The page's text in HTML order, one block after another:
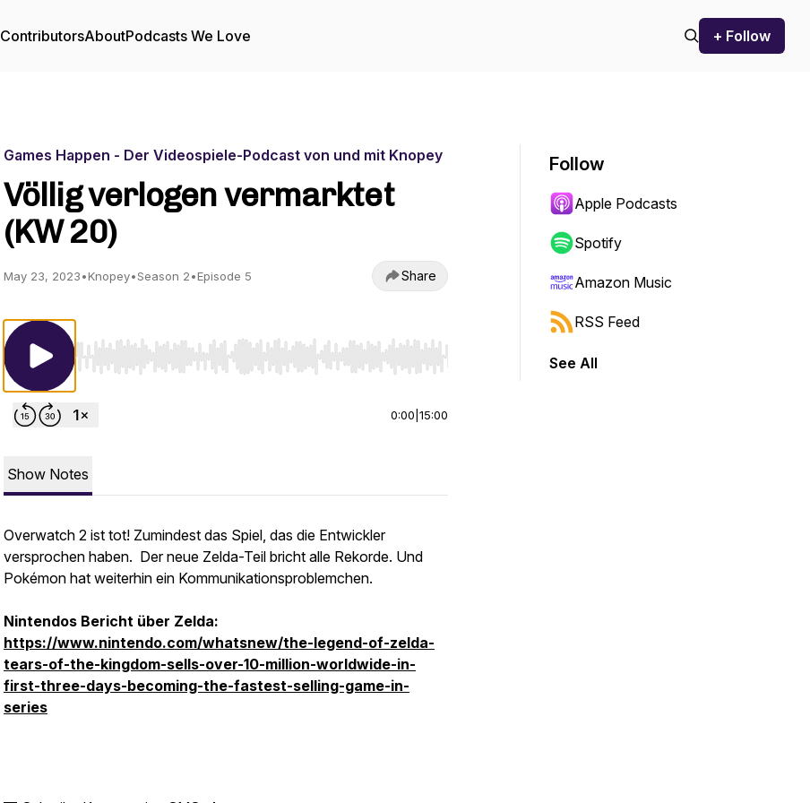
ContributorsAboutPodcasts We Love + Follow
Games Happen - Der Videospiele-Podcast von und mit Knopey
Völlig verlogen vermarktet
(KW 20)
May 23, 2023•Knopey•Season 2•Episode 5 Share
Use Left/Right to seek, Home/End to jump to start or end. Hold shift to jump forward or backward.
0:00 15:00
Show Notes
Overwatch 2 ist tot! Zumindest das Spiel, das die Entwickler
versprochen haben. Der neue Zelda-Teil bricht alle Rekorde. Und
Pokémon hat weiterhin ein Kommunikationsproblemchen.
Nintendos Bericht über Zelda:
https://www.nintendo.com/whatsnew/the-legend-of-zelda-
tears-of-the-kingdom-sells-over-10-million-worldwide-in-
first-three-days-becoming-the-fastest-selling-game-in-
series
Follow
Apple Podcasts
Spotify
Amazon Music
RSS Feed
See All